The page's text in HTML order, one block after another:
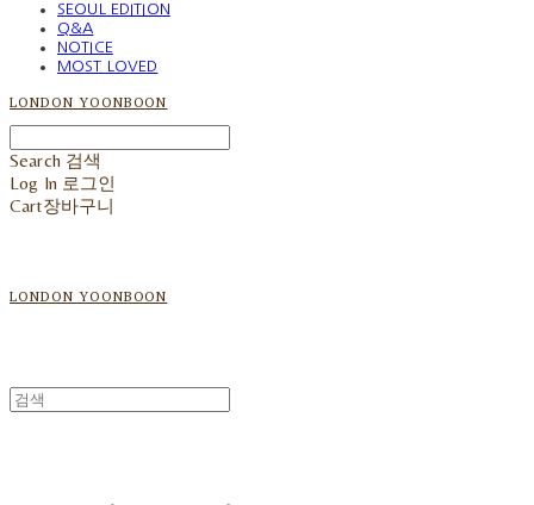
SEOUL EDITION
Q&A
NOTICE
MOST LOVED
LONDON YOONBOON
Search 검색
Log In 로그인
Cart장바구니
LONDON YOONBOON